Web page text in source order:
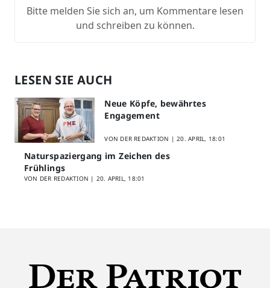
Bitte melden Sie sich an, um Kommentare lesen
und schreiben zu können.
LESEN SIE AUCH
Neue Köpfe, bewährtes
Engagement
VON DER REDAKTION |20. APRIL, 18:01
Naturspaziergang im Zeichen des
Frühlings
VON DER REDAKTION | 20. APRIL, 18:01